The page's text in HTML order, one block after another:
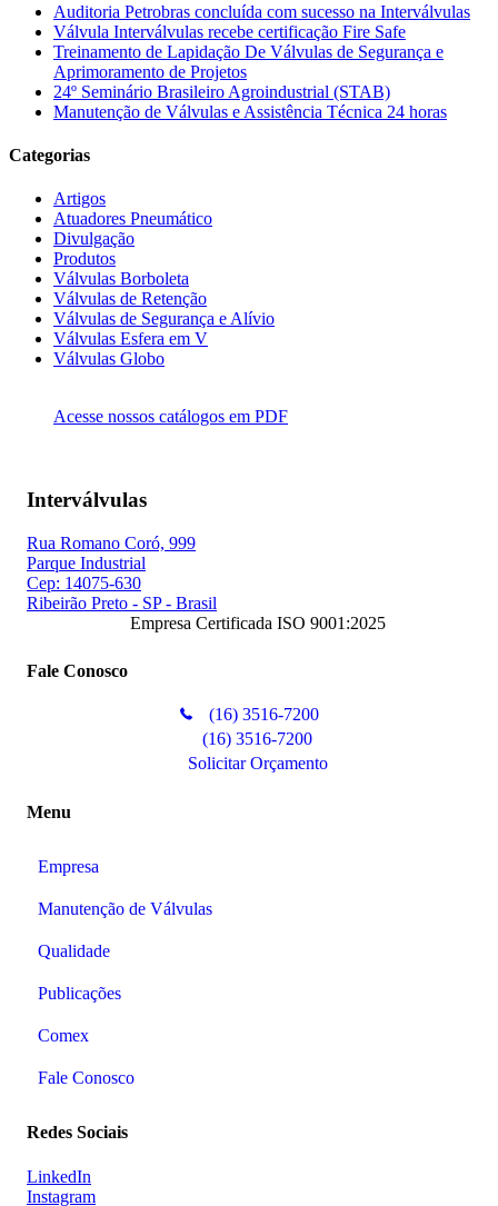
Auditoria Petrobras concluída com sucesso na Interválvulas
Válvula Interválvulas recebe certificação Fire Safe
Treinamento de Lapidação De Válvulas de Segurança e
Aprimoramento de Projetos
24º Seminário Brasileiro Agroindustrial (STAB)
Manutenção de Válvulas e Assistência Técnica 24 horas
Categorias
Artigos
Atuadores Pneumático
Divulgação
Produtos
Válvulas Borboleta
Válvulas de Retenção
Válvulas de Segurança e Alívio
Válvulas Esfera em V
Válvulas Globo
Acesse nossos catálogos em PDF
Interválvulas
Rua Romano Coró, 999
Parque Industrial
Cep: 14075-630
Ribeirão Preto - SP - Brasil
Empresa Certificada ISO 9001:2025
Fale Conosco
(16) 3516-7200
(16) 3516-7200
Solicitar Orçamento
Menu
Empresa
Manutenção de Válvulas
Qualidade
Publicações
Comex
Fale Conosco
Redes Sociais
LinkedIn
Instagram